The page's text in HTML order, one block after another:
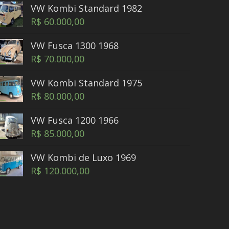
VW Kombi Standard 1982
R$ 60.000,00
VW Fusca 1300 1968
R$ 70.000,00
VW Kombi Standard 1975
R$ 80.000,00
VW Fusca 1200 1966
R$ 85.000,00
VW Kombi de Luxo 1969
R$ 120.000,00